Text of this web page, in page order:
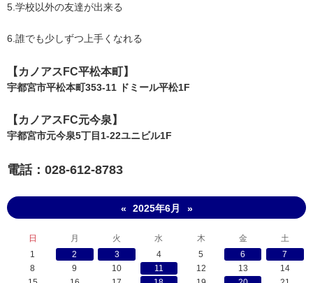
5.学校以外の友達が出来る
6.誰でも少しずつ上手くなれる
【​カノアスFC平松本町】
宇都宮市平松本町353-11 ドミール平松1F
【​カノアスFC元今泉】
宇都宮市元今泉5丁目1-22ユニビル1F
電話：028-612-8783
« 2025年6月 »
日 月 火 水 木 金
土
1
2 3 4 5 6
7
8
9 10 11 12 13
14